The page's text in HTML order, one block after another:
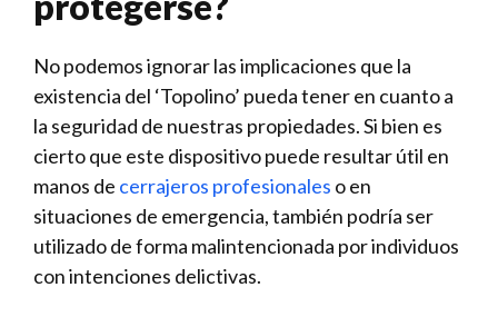
No podemos ignorar las implicaciones ⁤que la
existencia del ‘Topolino’ pueda tener en cuanto a
la seguridad de ‌nuestras propiedades. Si bien es
cierto que este dispositivo puede resultar útil en‍
manos ‌de cerrajeros ​profesionales o en
situaciones de emergencia, también podría‍ ser
utilizado de ⁣forma malintencionada por individuos
con intenciones delictivas.